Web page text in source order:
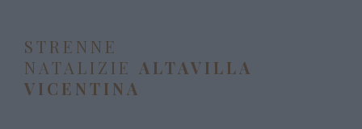
STRENNE
NATALIZIE ALTAVILLA
VICENTINA